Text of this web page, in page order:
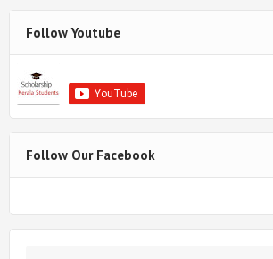
Follow Youtube
Follow Our Facebook